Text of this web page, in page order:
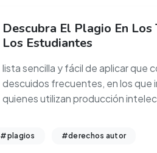
Descubra El Plagio En Los
Los Estudiantes
lista sencilla y fácil de aplicar que
descuidos frecuentes, en los que
quienes utilizan producción
#plagios #derechos autor